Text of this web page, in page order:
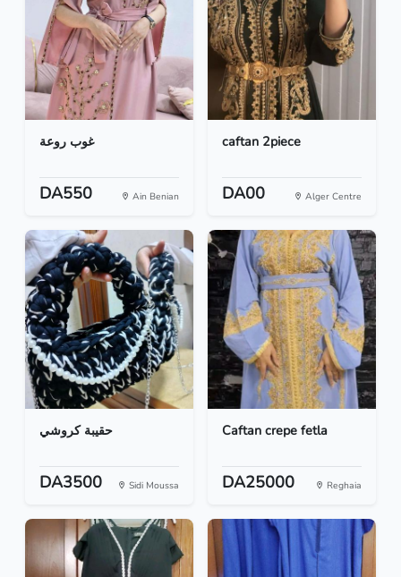
غوب روعة
DA550 Ain Benian
caftan 2piece
DA00 Alger Centre
حقيبة كروشي
DA3500 Sidi Moussa
Caftan crepe fetla
DA25000 Reghaia